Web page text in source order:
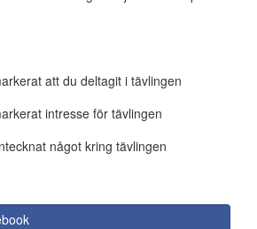
att du deltagit i tävlingen
intresse för tävlingen
något kring tävlingen